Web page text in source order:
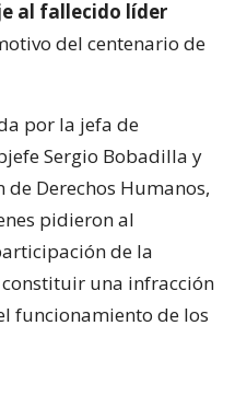
al fallecido líder
del centenario de
por la jefa de
Sergio Bobadilla y
Derechos Humanos,
pidieron al
de la
una infracción
funcionamiento de los